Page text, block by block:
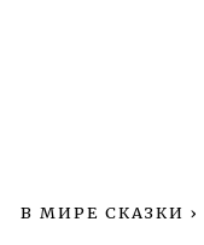
В МИРЕ СКАЗКИ ›